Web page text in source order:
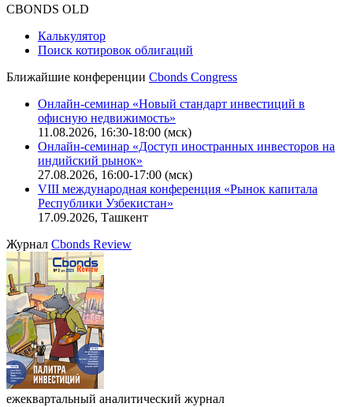
Оферта для юридических лиц
IT-аккредитация
Поиск котировок облигаций
Ближайшие конференцииCbonds Congress
Онлайн-семинар «Новый стандарт инвестиций в
офисную недвижимость»
11.08.2026, 16:30-18:00 (мск)
Онлайн-семинар «Доступ иностранных инвесторов на
индийский рынок»
VIII международная конференция «Рынок капитала
Республики Узбекистан»
17.09.2026, Ташкент
ЖурналCbonds Review